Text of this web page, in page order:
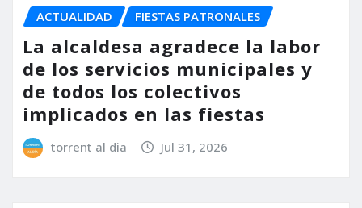
ACTUALIDAD FIESTAS PATRONALES
La alcaldesa agradece la labor
de los servicios municipales y
de todos los colectivos
implicados en las fiestas
torrent al dia Jul 31, 2026